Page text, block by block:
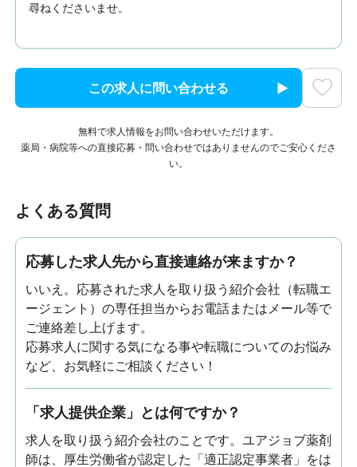
尋ねくださいませ。
この求人に問い合わせる
無料で求人情報をお問い合わせいただけます。
薬局・病院等への直接応募・問い合わせではありませんのでご安心くださ
い。
よくある質問
応募した求人先から直接連絡が来ますか？
いいえ。応募された求人を取り扱う紹介会社（転職エ
ージェント）の専任担当からお電話またはメール等で
ご連絡差し上げます。
応募求人に関する気になる事や転職についてのお悩み
など、お気軽にご相談ください！
「求人提供企業」とは何ですか？
求人を取り扱う紹介会社のことです。ユアジョブ薬剤
師は、厚生労働省が認定した「適正認定事業者」をは